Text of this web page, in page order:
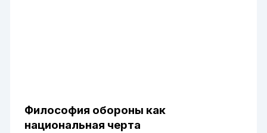
Философия обороны как
национальная черта